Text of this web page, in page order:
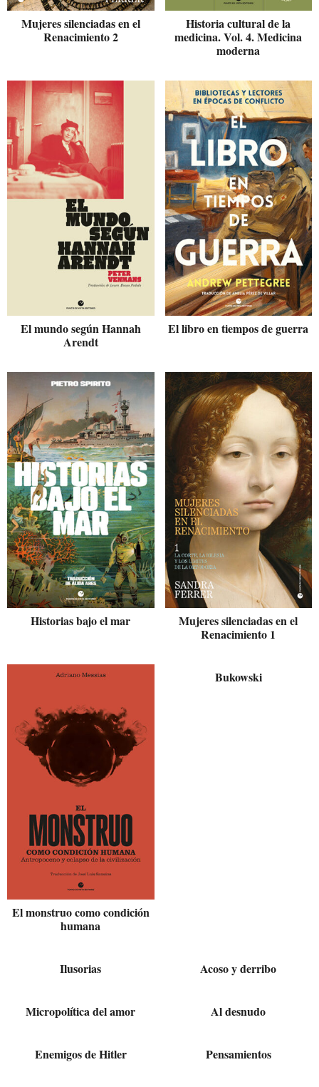
Mujeres silenciadas en el
Renacimiento 2
Historia cultural de la
medicina. Vol. 4. Medicina
moderna
El mundo según Hannah
Arendt
El libro en tiempos de guerra
Historias bajo el mar
Mujeres silenciadas en el
Renacimiento 1
El monstruo como condición
humana
Bukowski
Ilusorias Acoso y derribo
Micropolítica del amor Al desnudo
Enemigos de Hitler Pensamientos